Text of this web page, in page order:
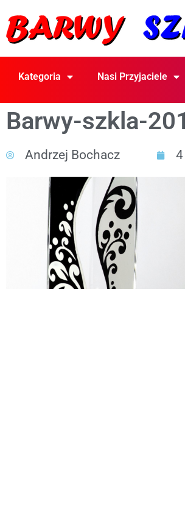
Kategoria Nasi Przyjaciele
Barwy-szkla-
Andrzej Bochacz